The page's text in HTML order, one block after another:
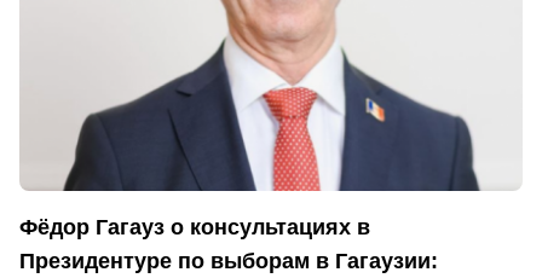
Фёдор Гагауз о консультациях в
Президентуре по выборам в Гагаузии: